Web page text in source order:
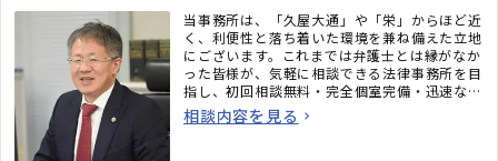
当事務所は、「久屋大通」や「栄」からほど近
く、利便性と落ち着いた環境を兼ね備えた立地
にございます。これまでは弁護士とは縁がなか
った皆様が、気軽に相談できる法律事務所を目
指し、初回相談無料・完全個室完備・迅速なメ
ール対応など、相談しやすい環境も整えていま
す。「弁護士に相談するべきかわからない」と
相談内容を見る